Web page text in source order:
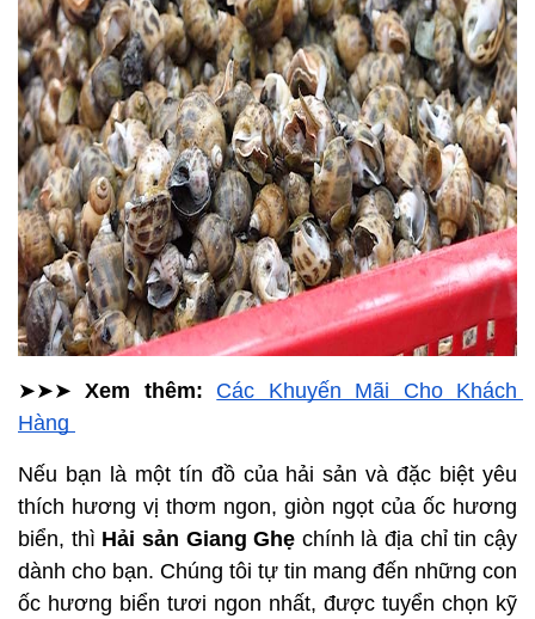
➤➤➤ Xem thêm: Các Khuyến Mãi Cho Khách
Hàng
Nếu bạn là một tín đồ của hải sản và đặc biệt yêu
thích hương vị thơm ngon, giòn ngọt của ốc hương
biển, thì Hải sản Giang Ghẹ chính là địa chỉ tin cậy
dành cho bạn. Chúng tôi tự tin mang đến những con
ốc hương biển tươi ngon nhất, được tuyển chọn kỹ